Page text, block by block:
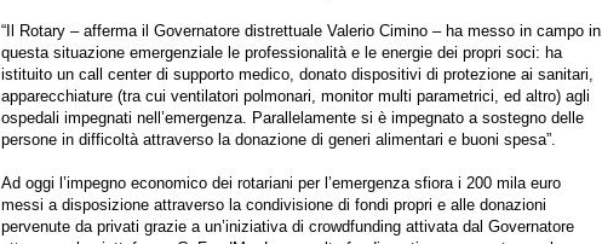
“Il Rotary – afferma il Governatore distrettuale Valerio Cimino – ha messo in campo in
questa situazione emergenziale le professionalità e le energie dei propri soci: ha
istituito un call center di supporto medico, donato dispositivi di protezione ai sanitari,
apparecchiature (tra cui ventilatori polmonari, monitor multi parametrici, ed altro) agli
ospedali impegnati nell’emergenza. Parallelamente si è impegnato a sostegno delle
persone in difficoltà attraverso la donazione di generi alimentari e buoni spesa”.
Ad oggi l’impegno economico dei rotariani per l’emergenza sfiora i 200 mila euro
messi a disposizione attraverso la condivisione di fondi propri e alle donazioni
pervenute da privati grazie a un’iniziativa di crowdfunding attivata dal Governatore